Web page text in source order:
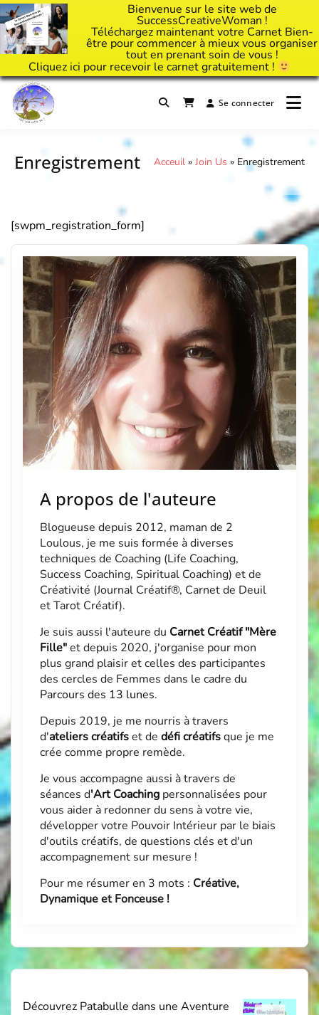
Bienvenue sur le site web de
SuccessCreativeWoman !
Téléchargez maintenant votre Carnet Bien-
être pour commencer à mieux vous organiser
tout en prenant soin de vous !
Cliquez ici pour recevoir le carnet gratuitement !
Passer
contenu
Il est temps d'ART'ivez votre vie !Se connecter
Enregistrement Acceuil » Join Us » Enregistrement
[swpm_registration_form]
A propos de l'auteure
Blogueuse depuis 2012, maman de 2
Loulous, je me suis formée à diverses
techniques de Coaching (Life Coaching,
Success Coaching, Spiritual Coaching) et de
Créativité (Journal Créatif®, Carnet de Deuil
et Tarot Créatif).
Je suis aussi l'auteure du Carnet Créatif "Mère
Fille"et depuis 2020, j'organise pour mon
plus grand plaisir et celles des participantes
des cercles de Femmes dans le cadre du
Parcours des 13 lunes.
Depuis 2019, je me nourris à travers
d'ateliers créatifset de défi créatifsque je me
crée comme propre remède.
Je vous accompagne aussi à travers de
séances d'Art Coaching personnalisées pour
vous aider à redonner du sens à votre vie,
développer votre Pouvoir Intérieur par le biais
d'outils créatifs, de questions clés et d'un
accompagnement sur mesure !
Pour me résumer en 3 mots : Créative,
Dynamique et Fonceuse !
Découvrez Patabulle dans une Aventure